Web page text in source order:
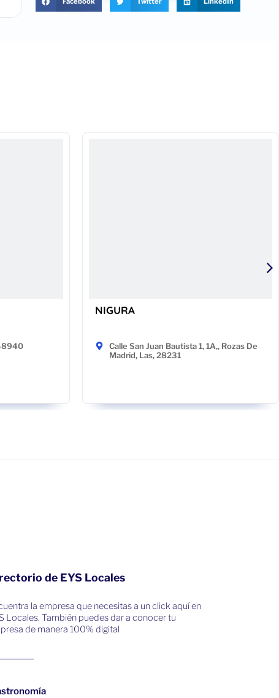
NIGURA
Calle San Juan Bautista 1, 1A,, Rozas De
Madrid, Las, 28231
de EYS Locales
la empresa que necesitas a un click aquí en
Locales. También puedes dar a conocer tu
de manera 100% digital